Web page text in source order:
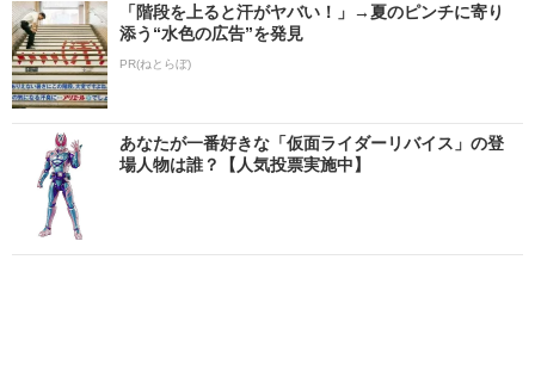
「階段を上ると汗がヤバい！」→夏のピンチに寄り
添う“水色の広告”を発見
PR(ねとらぼ)
あなたが一番好きな「仮面ライダーリバイス」の登
場人物は誰？【人気投票実施中】